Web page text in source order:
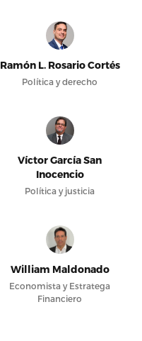
Ramón L. Rosario Cortés
Política y derecho
Víctor García San
Inocencio
Política y justicia
William Maldonado
Economista y Estratega
Financiero